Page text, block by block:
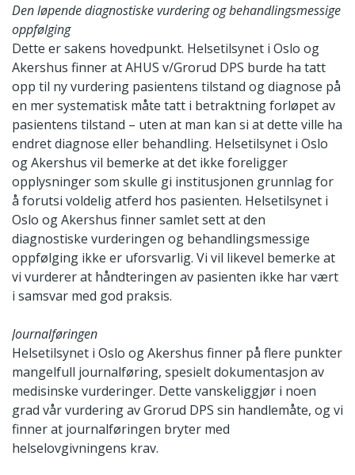
Den løpende diagnostiske vurdering og behandlingsmessige
oppfølging
Dette er sakens hovedpunkt. Helsetilsynet i Oslo og
Akershus finner at AHUS v/Grorud DPS burde ha tatt
opp til ny vurdering pasientens tilstand og diagnose på
en mer systematisk måte tatt i betraktning forløpet av
pasientens tilstand – uten at man kan si at dette ville ha
endret diagnose eller behandling. Helsetilsynet i Oslo
og Akershus vil bemerke at det ikke foreligger
opplysninger som skulle gi institusjonen grunnlag for
å forutsi voldelig atferd hos pasienten. Helsetilsynet i
Oslo og Akershus finner samlet sett at den
diagnostiske vurderingen og behandlingsmessige
oppfølging ikke er uforsvarlig. Vi vil likevel bemerke at
vi vurderer at håndteringen av pasienten ikke har vært
i samsvar med god praksis.
Journalføringen
Helsetilsynet i Oslo og Akershus finner på flere punkter
mangelfull journalføring, spesielt dokumentasjon av
medisinske vurderinger. Dette vanskeliggjør i noen
grad vår vurdering av Grorud DPS sin handlemåte, og vi
finner at journalføringen bryter med
helselovgivningens krav.